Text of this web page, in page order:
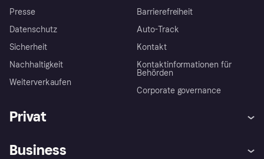
Presse
Datenschutz
Sicherheit
Nachhaltigkeit
Weiterverkaufen
Barrierefreiheit
Auto-Track
Kontakt
Kontaktinformationen für
Behörden
Corporate governance
Privat
Business